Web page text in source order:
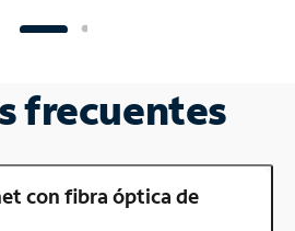
frecuentes
con fibra óptica de